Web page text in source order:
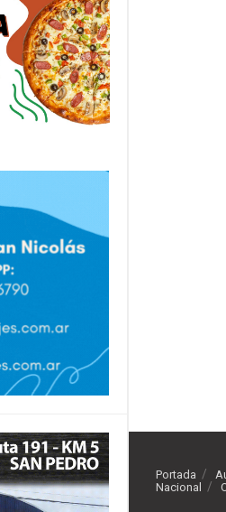
Portada
Nacional